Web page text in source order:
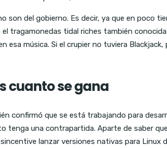
del gobierno. Es decir, ya que en poco
tragamonedas tidal riches también
música. Si el crupier no tuviera
cuanto se gana
confirmó que se está trabajando para
una contrapartida. Aparte de saber
lanzar versiones nativas para Linux